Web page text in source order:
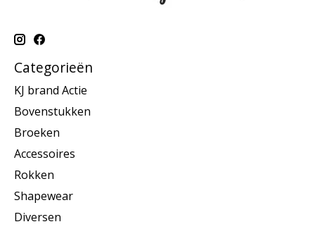
Categorieën
KJ brand Actie
Bovenstukken
Broeken
Accessoires
Rokken
Shapewear
Diversen